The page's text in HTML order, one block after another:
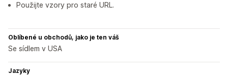
Použijte vzory pro staré URL.
Oblíbené u obchodů, jako je ten váš
Se sídlem v USA
Jazyky